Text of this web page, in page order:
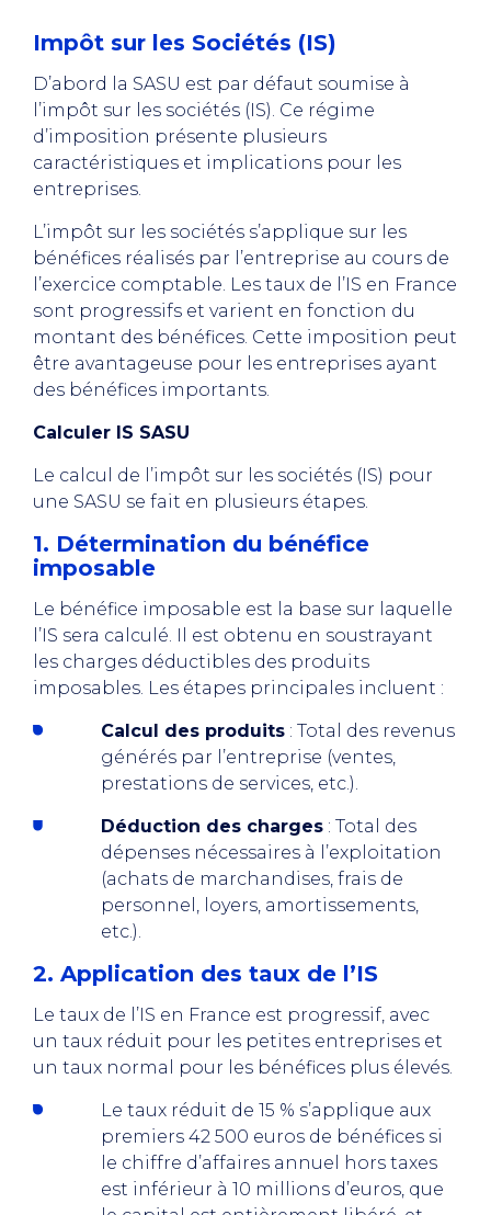
Impôt sur les Sociétés (IS)
D’abord la SASU est par défaut soumise à
l’impôt sur les sociétés (IS). Ce régime
d’imposition présente plusieurs
caractéristiques et implications pour les
entreprises.
L’impôt sur les sociétés s’applique sur les
bénéfices réalisés par l’entreprise au cours de
l’exercice comptable. Les taux de l’IS en France
sont progressifs et varient en fonction du
montant des bénéfices. Cette imposition peut
être avantageuse pour les entreprises ayant
des bénéfices importants.
Calculer IS SASU
Le calcul de l’impôt sur les sociétés (IS) pour
une SASU se fait en plusieurs étapes.
1. Détermination du bénéfice
imposable
Le bénéfice imposable est la base sur laquelle
l’IS sera calculé. Il est obtenu en soustrayant
les charges déductibles des produits
imposables. Les étapes principales incluent :
Calcul des produits : Total des revenus
générés par l’entreprise (ventes,
prestations de services, etc.).
Déduction des charges : Total des
dépenses nécessaires à l’exploitation
(achats de marchandises, frais de
personnel, loyers, amortissements,
etc.).
2. Application des taux de l’IS
Le taux de l’IS en France est progressif, avec
un taux réduit pour les petites entreprises et
un taux normal pour les bénéfices plus élevés.
Le taux réduit de 15 % s’applique aux
premiers 42 500 euros de bénéfices si
le chiffre d’affaires annuel hors taxes
est inférieur à 10 millions d’euros, que